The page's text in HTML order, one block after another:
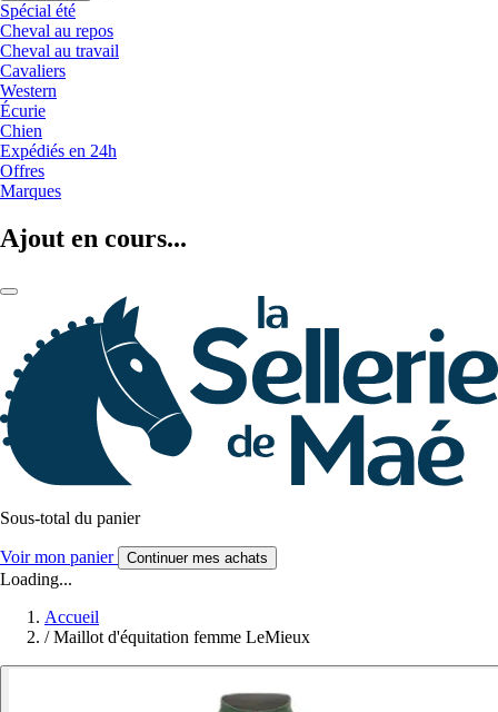
Spécial été
Cheval au repos
Cheval au travail
Cavaliers
Western
Écurie
Chien
Expédiés en 24h
Offres
Marques
Ajout en cours...
Sous-total du panier
Voir mon panier Continuer mes achats
Loading...
Accueil
/ Maillot d'équitation femme LeMieux